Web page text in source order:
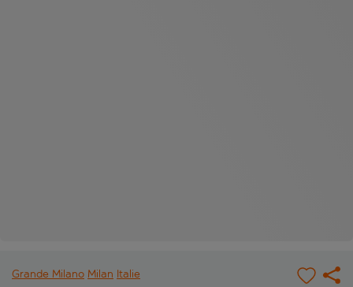
Grande Milano Milan Italie